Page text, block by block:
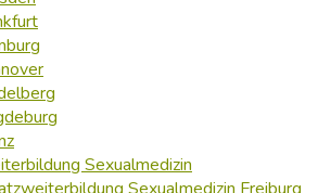
Sexualmedizin